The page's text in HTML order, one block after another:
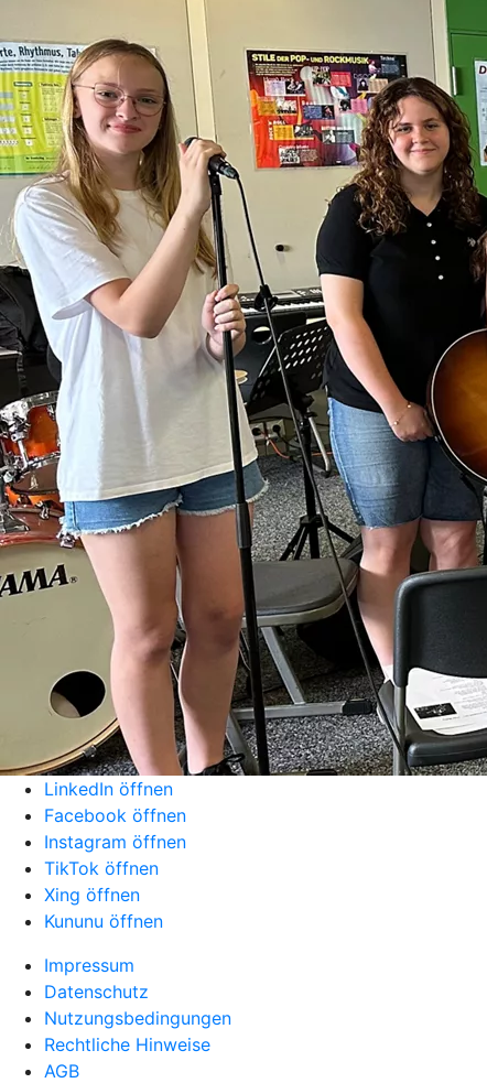
LinkedIn öffnen
Facebook öffnen
Instagram öffnen
TikTok öffnen
Xing öffnen
Kununu öffnen
Impressum
Datenschutz
Nutzungsbedingungen
Rechtliche Hinweise
AGB